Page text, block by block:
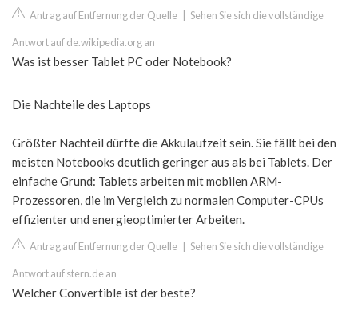
Antrag auf Entfernung der Quelle Sehen Sie sich die vollständige
Antwort auf de.wikipedia.org an
Was ist besser Tablet PC oder Notebook?
Die Nachteile des Laptops
Größter Nachteil dürfte die Akkulaufzeit sein. Sie fällt bei den
meisten Notebooks deutlich geringer aus als bei Tablets. Der
einfache Grund: Tablets arbeiten mit mobilen ARM-
Prozessoren, die im Vergleich zu normalen Computer-CPUs
effizienter und energieoptimierter Arbeiten.
Antrag auf Entfernung der Quelle Sehen Sie sich die vollständige
Antwort auf stern.de an
Welcher Convertible ist der beste?